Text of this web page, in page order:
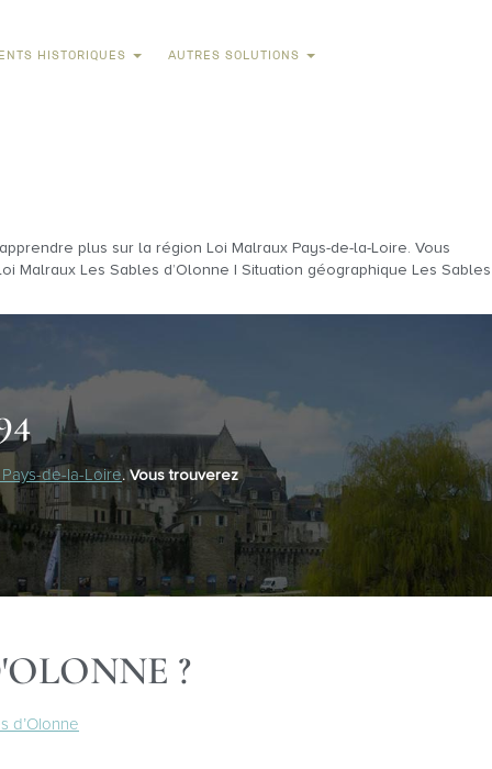
HISTORIQUES AUTRES SOLUTIONS
plus sur la région Loi Malraux Pays-de-la-Loire. Vous
Les Sables d’Olonne | Situation géographique Les Sables
de-la-Loire. Vous trouverez
?
d’Olonne